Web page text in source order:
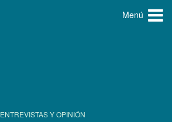
Menú
ENTREVISTAS Y OPINIÓN